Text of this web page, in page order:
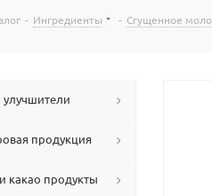
- Ингредиенты - Сгущенное
продукция
какао продукты